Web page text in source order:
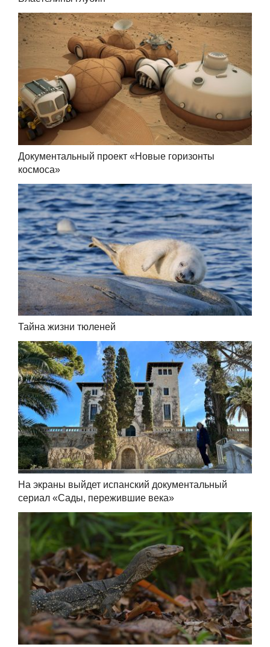
Документальный проект «Новые горизонты
космоса»
Тайна жизни тюленей
На экраны выйдет испанский документальный
сериал «Сады, пережившие века»